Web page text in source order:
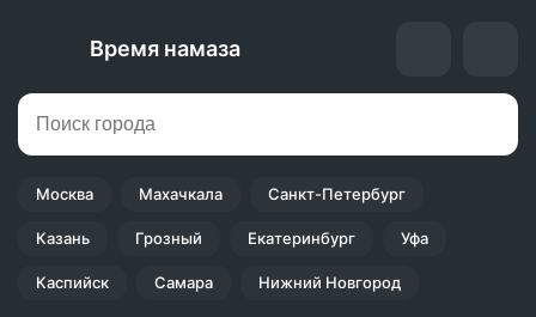
Время намаза
Москва Махачкала Санкт-Петербург
Казань Грозный Екатеринбург Уфа
Каспийск Самара Нижний Новгород